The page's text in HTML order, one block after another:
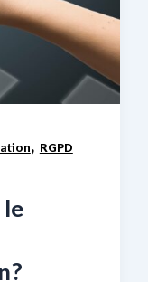
, RGPD
le